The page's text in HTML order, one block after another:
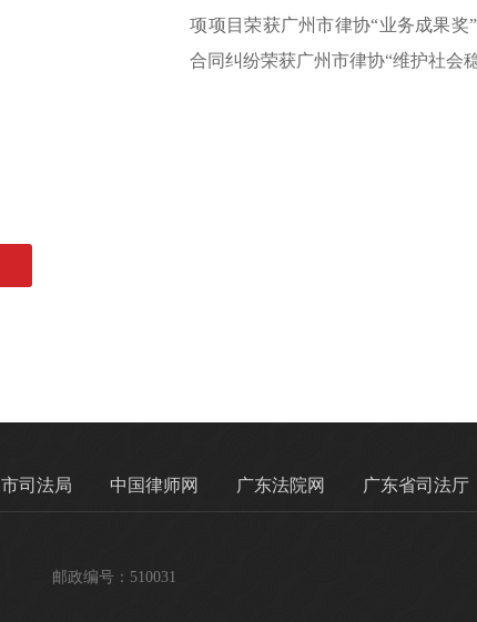
项项目荣获广州市律协“业务成果奖
合同纠纷荣获广州市律协“维护社会稳
司法局 中国律师网 广东法院网 广东省司法厅
邮政编号：510031